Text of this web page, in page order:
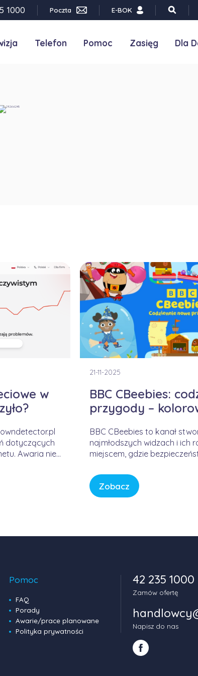
1000 Poczta E-BOK
Telefon Pomoc Zasięg Dla
w
dotyczących
Awaria nie
błędu w
danych.
– gdy na
21-11-2025
BBC CBeebies:
przygody –
BBC CBeebies to kanał
najmłodszych widzach i ich
miejscem, gdzie
świecie pełnym bodźców i
CBeebies oferuje przestrzeń,
mogą odkrywać świat w
Zobacz
Pomoc
FAQ
Porady
Awarie/prace planowane
Polityka prywatności
42 235 1000
Zamów ofertę
Napisz do nas